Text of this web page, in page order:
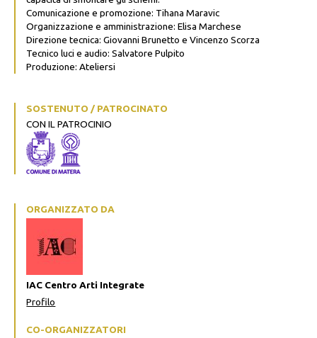
Comunicazione e promozione: Tihana Maravic
Organizzazione e amministrazione: Elisa Marchese
Direzione tecnica: Giovanni Brunetto e Vincenzo Scorza
Tecnico luci e audio: Salvatore Pulpito
Produzione: Ateliersi
SOSTENUTO / PATROCINATO
CON IL PATROCINIO
ORGANIZZATO DA
IAC Centro Arti Integrate
Profilo
CO-ORGANIZZATORI